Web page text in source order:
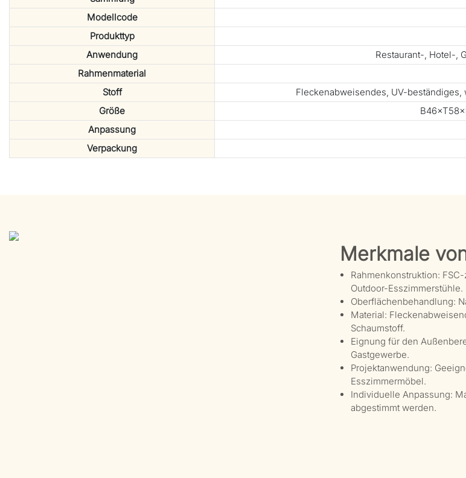
Modellcode
Produkttyp
Anwendung
Restaurant-, Hotel-,
Rahmenmaterial
Stoff
Fleckenabweisendes, UV-
Größe
Anpassung
Verpackung
Merkmale
Rahmenkonstruktion:
Outdoor-Esszimmerstühle.
Oberflächenbehandlung:
Material:
Schaumstoff.
Eignung für den
Gastgewerbe.
Projektanwendung:
Esszimmermöbel.
Individuelle Anpassung:
abgestimmt werden.